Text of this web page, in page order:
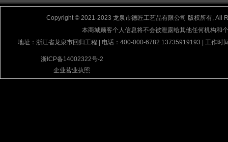
Copyright © 2021-2023 龙泉市德匠工艺品有限公司 版权所有, All
本商城顾客个人信息将不会被泄露给其他任何机构和
地址：浙江省龙泉市回归工程 | 电话：400-000-6782 13735919193 | 工作时
浙ICP备14002322号-2
企业营业执照